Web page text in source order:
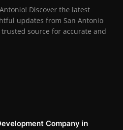
Discover the latest
updates from San Antonio
source for accurate and
Company in